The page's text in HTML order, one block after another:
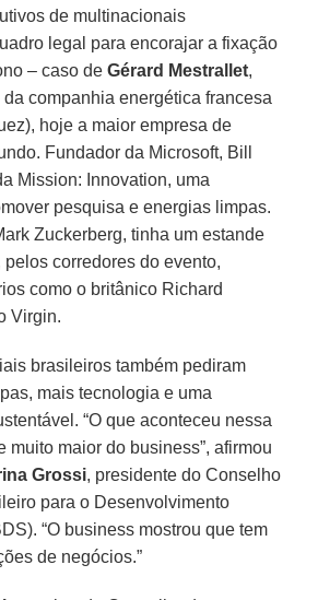
de multinacionais
legal para encorajar a fixação
– caso deGérard Mestrallet,
companhia energética francesa
hoje a maior empresa de
Fundador da Microsoft, Bill
Mission: Innovation, uma
pesquisa e energias limpas.
Zuckerberg, tinha um estande
pelos corredores do evento,
como o britânico Richard
Virgin.
brasileiros também pediram
mais tecnologia e uma
“O que aconteceu nessa
muito maior do business”, afirmou
Grossi, presidente do Conselho
para o Desenvolvimento
“O business mostrou que tem
de negócios.”